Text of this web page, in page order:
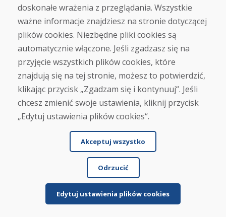
Jana Kováčová, 04.02.2026
★★ ★★★
Świetny wybór, dobre ceny, szybka dostawa (2 dni).
Zamówiłem snowboard i buty dla syna na bazarze.
O...
Czytaj więcej ...
SK Oker, 08.01.2026
Przedmiot był dobrze zapakowany i dostarczony
szybko; stan był taki, jak opisano.
doskonałe wrażenia z przeglądania. Wszystkie
ważne informacje znajdziesz na stronie dotyczącej
plików cookies. Niezbędne pliki cookies są
automatycznie włączone. Jeśli zgadzasz się na
przyjęcie wszystkich plików cookies, które
znajdują się na tej stronie, możesz to potwierdzić,
klikając przycisk „Zgadzam się i kontynuuj“. Jeśli
chcesz zmienić swoje ustawienia, kliknij przycisk
„Edytuj ustawienia plików cookies“.
Akceptuj wszystko
Odrzucić
Edytuj ustawienia plików cookies